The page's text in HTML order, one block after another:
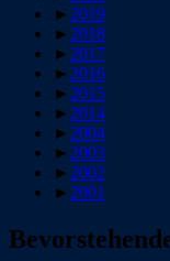
► 2019
► 2018
► 2017
► 2016
► 2015
► 2014
► 2004
► 2003
► 2002
► 2001